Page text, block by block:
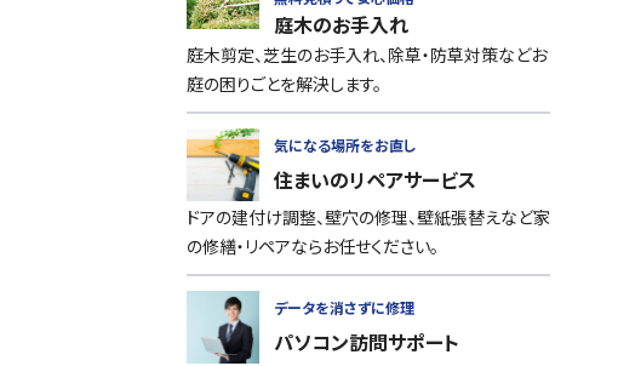
庭木剪定、芝生のお手入れ、除草・防草対策などお
庭の困りごとを解決します。
庭木のお手入れ
ドアの建付け調整、壁穴の修理、壁紙張替えなど家
の修繕・リペアならお任せください。
気になる場所をお直し
住まいのリペアサービス
データを消さずに修理
パソコン訪問サポート